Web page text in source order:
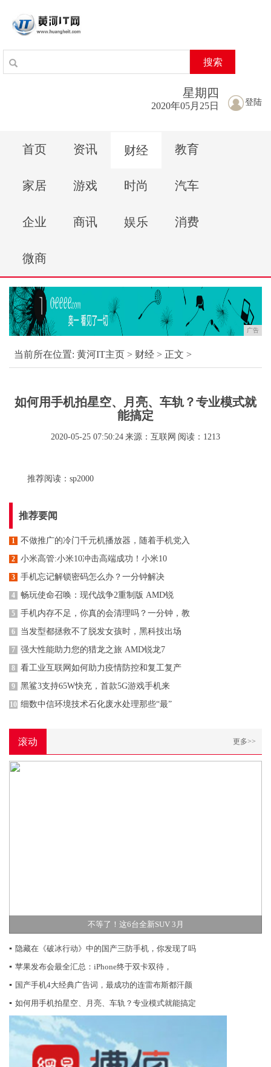
搜索
登陆
星期 四
2020年05月25日
首页 资讯 财经 教育
家居 游戏 时尚 汽车
企业 商讯 娱乐 消费
微商
广告
当前所在位置: 黄河IT主页 > 财经 > 正文 >
如何用手机拍星空、月亮、车轨？专业模式就
能搞定
2020-05-25 07:50:24 来源：互联网 阅读：1213
推荐阅读： sp2000
推荐要闻
1 不做推广的冷门千元机播放器，随着手机党入
2 小米高管:小米10冲击高端成功！小米10
3 手机忘记解锁密码怎么办？一分钟解决
4 畅玩使命召唤：现代战争2重制版 AMD锐
5 手机内存不足，你真的会清理吗？一分钟，教
6 当发型都拯救不了脱发女孩时，黑科技出场
7 强大性能助力您的猎龙之旅 AMD锐龙7
8 看工业互联网如何助力疫情防控和复工复产
9 黑鲨3支持65W快充，首款5G游戏手机来
10 细数中信环境技术石化废水处理那些“最”
滚动 更多>>
不等了！这6台全新SUV 3月
▪ 隐藏在《破冰行动》中的国产三防手机，你发现了吗
▪ 苹果发布会最全汇总：iPhone终于双卡双待，
▪ 国产手机4大经典广告词，最成功的连雷布斯都汗颜
▪ 如何用手机拍星空、月亮、车轨？专业模式就能搞定